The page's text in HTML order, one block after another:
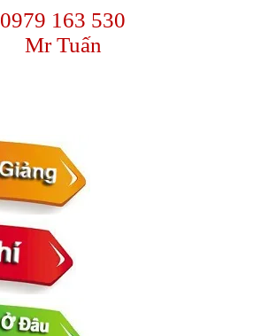
0979 163 530
Mr Tuấn